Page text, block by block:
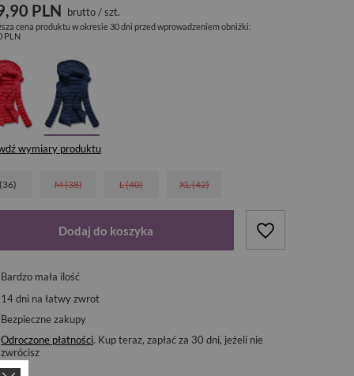
PLN brutto/szt.
cena produktu w okresie 30 dni przed wprowadzeniem obniżki:
PLN
wymiary produktu
M (38) L (40) XL (42)
Dodaj do koszyka
Bardzo mała ilość
14dni na łatwy zwrot
Bezpieczne zakupy
Odroczone płatności. Kup teraz, zapłać za 30 dni, jeżeli nie
zwrócisz